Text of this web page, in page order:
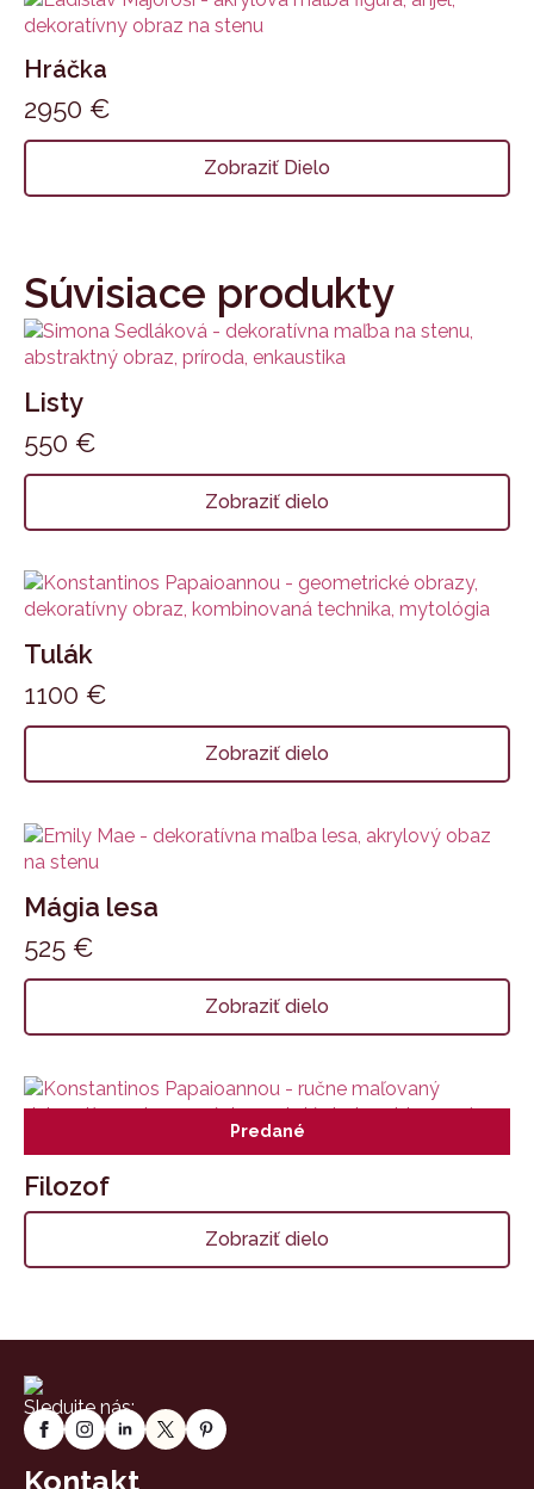
Hráčka
2950 €
Zobraziť Dielo
Súvisiace produkty
Listy
550 €
Zobraziť dielo
Tulák
1100 €
Zobraziť dielo
Mágia lesa
525 €
Zobraziť dielo
Predané
Filozof
Zobraziť dielo
Sledujte nás:
Kontakt